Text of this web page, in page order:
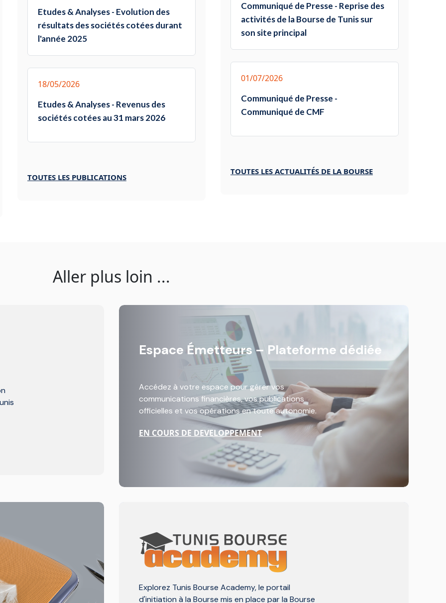
Etudes & Analyses - Evolution des
résultats des sociétés cotées durant
l'année 2025
18/05/2026
Etudes & Analyses - Revenus des
sociétés cotées au 31 mars 2026
TOUTES LES PUBLICATIONS
Communiqué de Presse - Reprise des
activités de la Bourse de Tunis sur
son site principal
01/07/2026
Communiqué de Presse -
Communiqué de CMF
TOUTES LES ACTUALITÉS DE LA BOURSE
Aller plus loin ...
Espace Émetteurs – Plateforme dédiée
Accédez à votre espace pour gérer vos
communications financières, vos publications
officielles et vos opérations en toute autonomie.
EN COURS DE DEVELOPPEMENT
Explorez Tunis Bourse Academy, le portail
d'initiation à la Bourse mis en place par la Bourse